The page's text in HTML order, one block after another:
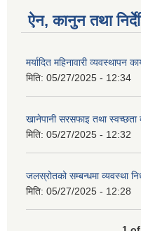
ऐन, कानुन तथा
मर्यादित महिनावारी व्यवस्थापन
मिति: 05/27/2025 - 12:34
खानेपानी सरसफाइ तथा
मिति: 05/27/2025 - 12:32
जलस्रोतको सम्बन्धमा व्यवस्था
मिति: 05/27/2025 - 12:28